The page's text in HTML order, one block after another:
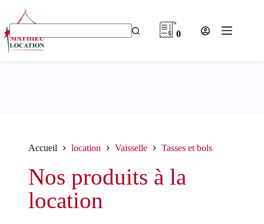
contenu
Aucun
résultat
0
Accueil location Vaisselle Tasses et bols
Nos produits à la
location